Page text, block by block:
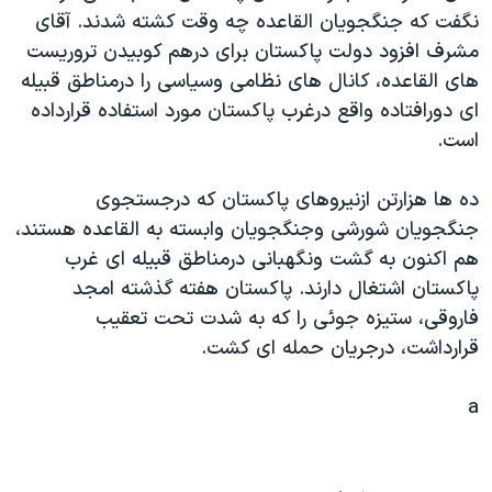
فرهنگ و زندگی
حقوق شهروندی
اقتصادی
علم و فناوری
گالری عکس
آرشیو پخش زنده
مستندها
انتخابات ریاست جمهوری آمریکا ۲۰۲۴
حمله جمهوری اسلامی به اسرائیل
رمز مهسا
اعتراضات زن، زندگی، آزادی
مجموعه مستندهای دادخواهی
تریبونال مردمی آبان ۹۸
دادگاه حمید نوری
دنبال کنید
نگفت که جنگجويان القاعده چه وقت کشته شدند. آقای
مشرف افزود دولت پاکستان برای درهم کوبيدن تروريست
های القاعده، کانال های نظامی وسياسی را درمناطق قبيله
ای دورافتاده واقع درغرب پاکستان مورد استفاده قرارداده
است.
ده ها هزارتن ازنيروهای پاکستان که درجستجوی
جنگجويان شورشی وجنگجويان وابسته به القاعده هستند،
هم اکنون به گشت ونگهبانی درمناطق قبيله ای غرب
پاکستان اشتغال دارند. پاکستان هفته گذشته امجد
فاروقی، ستيزه جوئی را که به شدت تحت تعقيب
قرارداشت، درجريان حمله ای کشت.
a